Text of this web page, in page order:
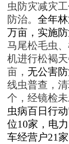
虫防灾减灾
防治。 全年
万亩，实施
马尾松毛虫
机进行松褐
亩， 无公害
线虫普查，
个，经镜检未
虫病百日行动
位10家，电
车经营户21